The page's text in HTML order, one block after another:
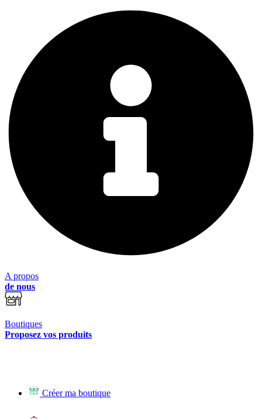
A propos
de nous
Boutiques
Proposez vos produits
Créer ma boutique